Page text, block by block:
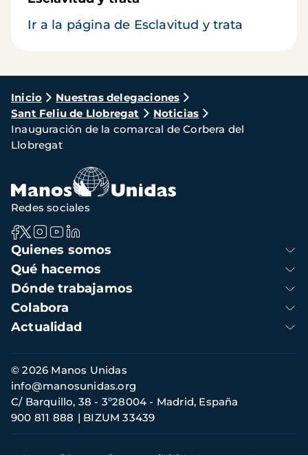
Ir a la página de Esclavitud y trata
Ruta
de
navegación
Inicio
Nuestras delegaciones
Sant Feliu de Llobregat
Noticias
Inauguración de la comarcal de Corbera del
Llobregat
Navegación
principal
Quienes somos
Qué hacemos
Dónde trabajamos
Colabora
Actualidad
Redes sociales
Información
de
contacto
© 2026 Manos Unidas
C/ Barquillo, 38 - 3º28004 - Madrid, España
900 811 888
BIZUM 33439
info@manosunidas.org